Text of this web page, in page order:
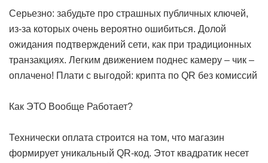
Серьезно: забудьте про страшных публичных ключей,
из-за которых очень вероятно ошибиться. Долой
ожидания подтверждений сети, как при традиционных
транзакциях. Легким движением поднес камеру – чик –
оплачено! Плати с выгодой: крипта по QR без комиссий
Как ЭТО Вообще Работает?
Технически оплата строится на том, что магазин
формирует уникальный QR-код. Этот квадратик несет